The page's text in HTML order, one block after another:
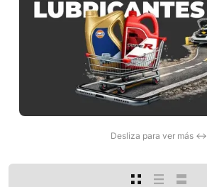
Desliza para ver más ↔